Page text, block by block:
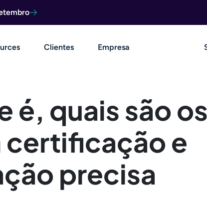
Clientes Empresa
é, quais são os
certificação e
precisa